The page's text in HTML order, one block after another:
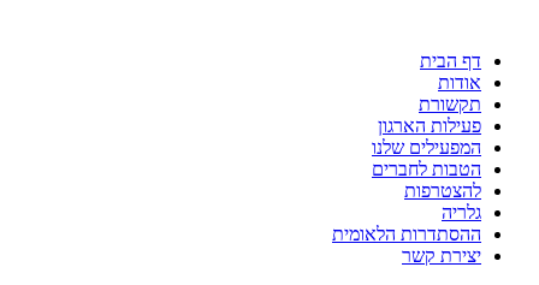
דף הבית
אודות
תקשורת
פעילות הארגון
המפעילים שלנו
הטבות לחברים
להצטרפות
גלריה
ההסתדרות הלאומית
יצירת קשר